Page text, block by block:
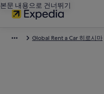
본문 내용으로 건너뛰기
Global Rent a Car 히로시마